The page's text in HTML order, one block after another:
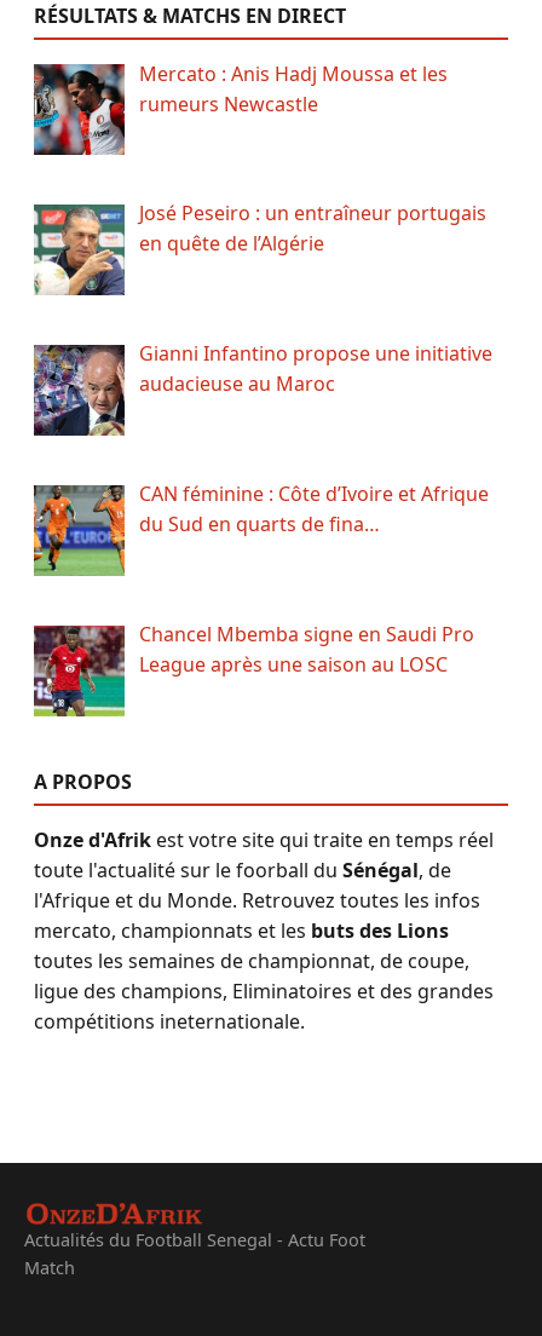
RÉSULTATS & MATCHS EN DIRECT
Mercato : Anis Hadj Moussa et les
rumeurs Newcastle
José Peseiro : un entraîneur portugais
en quête de l’Algérie
Gianni Infantino propose une initiative
audacieuse au Maroc
CAN féminine : Côte d’Ivoire et Afrique
du Sud en quarts de fina…
Chancel Mbemba signe en Saudi Pro
League après une saison au LOSC
A PROPOS
Onze d'Afrikest votre site qui traite en temps réel
toute l'actualité sur le foorball du Sénégal, de
l'Afrique et du Monde. Retrouvez toutes les infos
mercato, championnats et les buts des Lions
toutes les semaines de championnat, de coupe,
ligue des champions, Eliminatoires et des grandes
compétitions ineternationale.
Actualités du Football Senegal - Actu Foot
Match